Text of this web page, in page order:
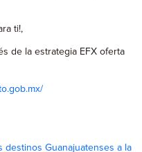
ti!,
de la estrategia EFX oferta
destinos Guanajuatenses a la